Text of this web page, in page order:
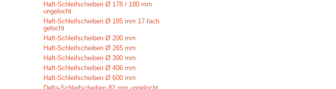
Haft-Schleifscheiben Ø 178 / 180 mm
ungelocht
Haft-Schleifscheiben Ø 185 mm 17-fach
gelocht
Haft-Schleifscheiben Ø 200 mm
Haft-Schleifscheiben Ø 265 mm
Haft-Schleifscheiben Ø 300 mm
Haft-Schleifscheiben Ø 406 mm
Haft-Schleifscheiben Ø 600 mm